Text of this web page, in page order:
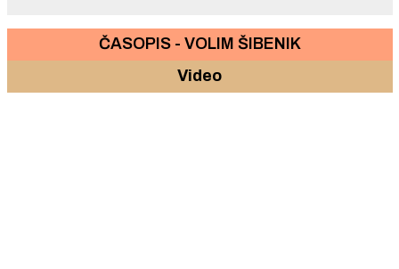
ČASOPIS - VOLIM ŠIBENIK
Video